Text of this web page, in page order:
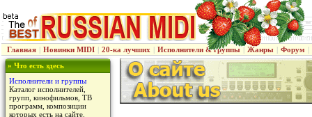
Главная | Новинки MIDI | 20-ка лучших | Исполнители & группы | Жанры | Форум |
» Что есть здесь
Исполнители и группы
Каталог исполнителей,
групп, кинофильмов, ТВ
программ, композиции
которых есть на сайте.